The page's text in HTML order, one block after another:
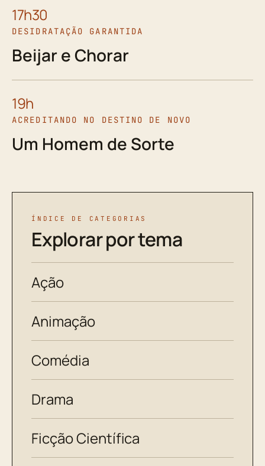
17h30
DESIDRATAÇÃO GARANTIDA
Beijar e Chorar
19h
ACREDITANDO NO DESTINO DE NOVO
Um Homem de Sorte
ÍNDICE DE CATEGORIAS
Explorar por tema
Ação
Animação
Comédia
Drama
Ficção Científica